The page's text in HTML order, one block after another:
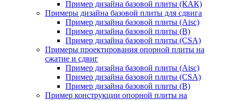
Пример дизайна базовой плиты (КАК)
Примеры дизайна базовой плиты для сдвига
Пример дизайна базовой плиты (Aisc)
Пример дизайна базовой плиты (В)
Пример дизайна базовой плиты (CSA)
Примеры проектирования опорной плиты на
сжатие и сдвиг
Пример дизайна базовой плиты (Aisc)
Пример дизайна базовой плиты (CSA)
Пример дизайна базовой плиты (В)
Пример конструкции опорной плиты на